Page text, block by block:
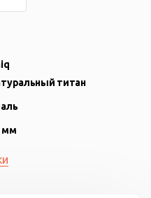
титан
мм